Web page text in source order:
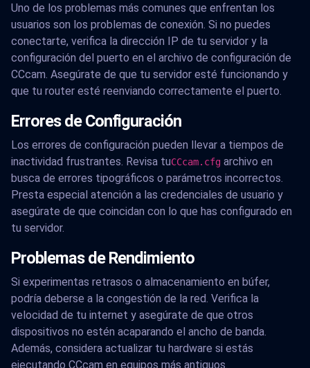
Uno de los problemas más comunes que enfrentan los
usuarios son los problemas de conexión. Si no puedes
conectarte, verifica la dirección IP de tu servidor y la
configuración del puerto en el archivo de configuración de
CCcam. Asegúrate de que tu servidor esté funcionando y
que tu router esté reenviando correctamente el puerto.
Errores de Configuración
Los errores de configuración pueden llevar a tiempos de
inactividad frustrantes. Revisa tuCCcam.cfg archivo en
busca de errores tipográficos o parámetros incorrectos.
Presta especial atención a las credenciales de usuario y
asegúrate de que coincidan con lo que has configurado en
tu servidor.
Problemas de Rendimiento
Si experimentas retrasos o almacenamiento en búfer,
podría deberse a la congestión de la red. Verifica la
velocidad de tu internet y asegúrate de que otros
dispositivos no estén acaparando el ancho de banda.
Además, considera actualizar tu hardware si estás
ejecutando CCcam en equipos más antiguos.